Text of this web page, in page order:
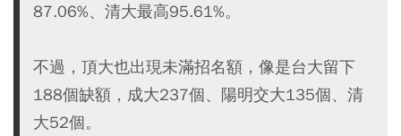
87.06%、清大最高95.61%。
不過，頂大也出現未滿招名額，像是台大留下
188個缺額，成大237個、陽明交大135個、清
大52個。